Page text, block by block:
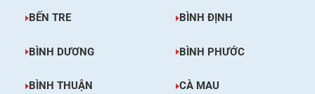
BẾN TRE BÌNH ĐỊNH
BÌNH DƯƠNG BÌNH PHƯỚC
BÌNH THUẬN CÀ MAU